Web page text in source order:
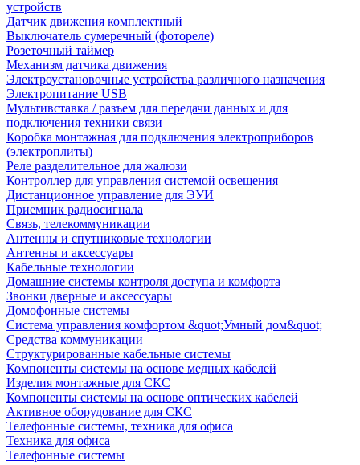
устройств
Датчик движения комплектный
Выключатель сумеречный (фотореле)
Розеточный таймер
Механизм датчика движения
Электроустановочные устройства различного назначения
Электропитание USB
Мультивставка / разъем для передачи данных и для
подключения техники связи
Коробка монтажная для подключения электроприборов
(электроплиты)
Реле разделительное для жалюзи
Контроллер для управления системой освещения
Дистанционное управление для ЭУИ
Приемник радиосигнала
Связь, телекоммуникации
Антенны и спутниковые технологии
Антенны и аксессуары
Кабельные технологии
Домашние системы контроля доступа и комфорта
Звонки дверные и аксессуары
Домофонные системы
Система управления комфортом &quot;Умный дом&quot;
Средства коммуникации
Структурированные кабельные системы
Компоненты системы на основе медных кабелей
Изделия монтажные для СКС
Компоненты системы на основе оптических кабелей
Активное оборудование для СКС
Телефонные системы, техника для офиса
Техника для офиса
Телефонные системы